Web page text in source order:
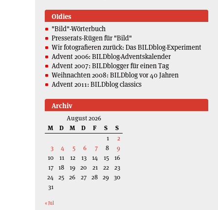
Oldies
"Bild"-Wörterbuch
Presserats-Rügen für "Bild"
Wir fotografieren zurück: Das BILDblog-Experiment
Advent 2006: BILDblog-Adventskalender
Advent 2007: BILDblogger für einen Tag
Weihnachten 2008: BILDblog vor 40 Jahren
Advent 2011: BILDblog classics
Archiv
August 2026
M
D M D F S
S
1
2
3
4 5 6 7 8
9
10
11 12 13 14 15
16
17 18 19 20 21 22
23
24 25 26 27 28 29 30
31
« Jul